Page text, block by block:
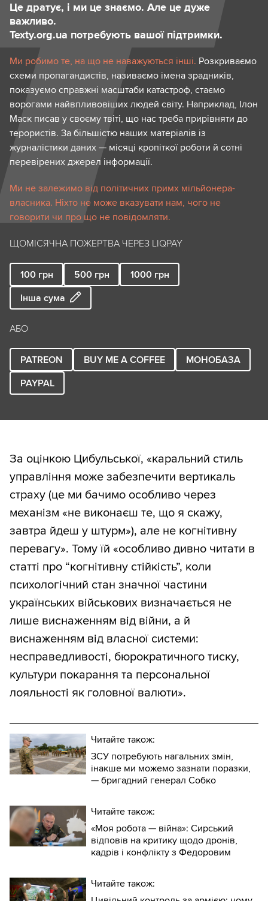
Це дратує, і ми це знаємо. Але це дуже
важливо.
Texty.org.ua потребують вашої підтримки.
Ми робимо те, на що не наважуються інші. Розкриваємо
схеми пропагандистів, називаємо імена зрадників,
показуємо справжні масштаби катастроф, стаємо
ворогами найвпливовіших людей світу. Наприклад, Ілон
Маск писав у своєму твіті, що нас треба прирівняти до
терористів. За більшістю наших матеріалів із
журналістики даних — місяці кропіткої роботи й сотні
перевірених джерел інформації.
Ми не залежимо від політичних примх мільйонера-
власника. Ніхто не може вказувати нам, чого не
говорити чи про що не повідомляти.
ЩОМІСЯЧНА ПОЖЕРТВА ЧЕРЕЗ LIQPAY
100 грн 500 грн 1000 грн
Інша сума
АБО
PATREON BUY ME A COFFEE
МОНОБАЗА
PAYPAL
За оцінкою Цибульської, «каральний стиль
управління може забезпечити вертикаль
страху (це ми бачимо особливо через
механізм «не виконаєш те, що я скажу,
завтра йдеш у штурм»), але не когнітивну
перевагу». Тому їй «особливо дивно читати в
статті про “когнітивну стійкість”, коли
психологічний стан значної частини
українських військових визначається не
лише виснаженням від війни, а й
виснаженням від власної системи:
несправедливості, бюрократичного тиску,
культури покарання та персональної
лояльності як головної валюти».
Читайте також:
ЗСУ потребують нагальних змін,
інакше ми можемо зазнати поразки,
— бригадний генерал Собко
Читайте також:
«Моя робота — війна»: Сирський
відповів на критику щодо дронів,
кадрів і конфлікту з Федоровим
Читайте також: